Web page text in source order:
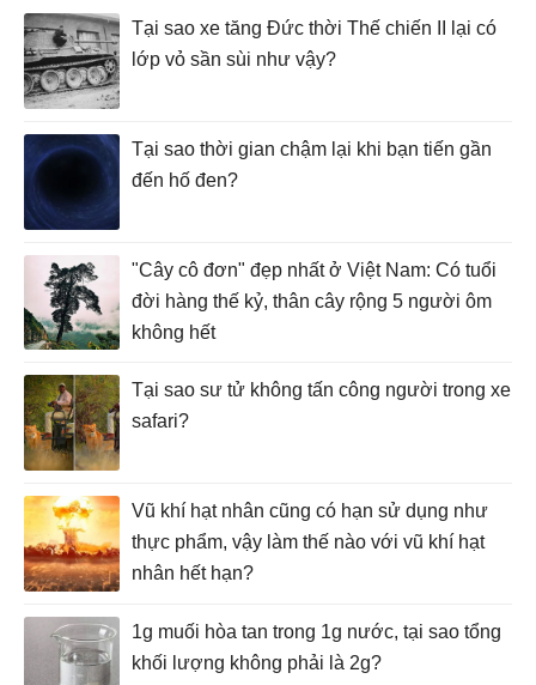
Tại sao xe tăng Đức thời Thế chiến II lại có
lớp vỏ sần sùi như vậy?
Tại sao thời gian chậm lại khi bạn tiến gần
đến hố đen?
"Cây cô đơn" đẹp nhất ở Việt Nam: Có tuổi
đời hàng thế kỷ, thân cây rộng 5 người ôm
không hết
Tại sao sư tử không tấn công người trong xe
safari?
Vũ khí hạt nhân cũng có hạn sử dụng như
thực phẩm, vậy làm thế nào với vũ khí hạt
nhân hết hạn?
1g muối hòa tan trong 1g nước, tại sao tổng
khối lượng không phải là 2g?